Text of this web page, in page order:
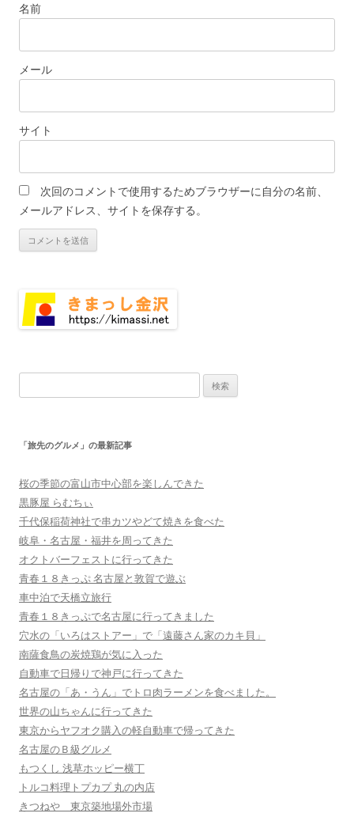
名前
メール
サイト
次回のコメントで使用するためブラウザーに自分の名前、
メールアドレス、サイトを保存する。
索:
「旅先のグルメ」の最新記事
桜の季節の富山市中心部を楽しんできた
黒豚屋 らむちぃ
千代保稲荷神社で串カツやどて焼きを食べた
岐阜・名古屋・福井を周ってきた
オクトバーフェストに行ってきた
青春１８きっぷ 名古屋と敦賀で遊ぶ
車中泊で天橋立旅行
青春１８きっぷで名古屋に行ってきました
穴水の「いろはストアー」で「遠藤さん家のカキ貝」
南薩食鳥の炭焼鶏が気に入った
自動車で日帰りで神戸に行ってきた
名古屋の「あ・うん」でトロ肉ラーメンを食べました。
世界の山ちゃんに行ってきた
東京からヤフオク購入の軽自動車で帰ってきた
名古屋のＢ級グルメ
もつくし 浅草ホッピー横丁
トルコ料理トプカプ 丸の内店
きつねや 東京築地場外市場